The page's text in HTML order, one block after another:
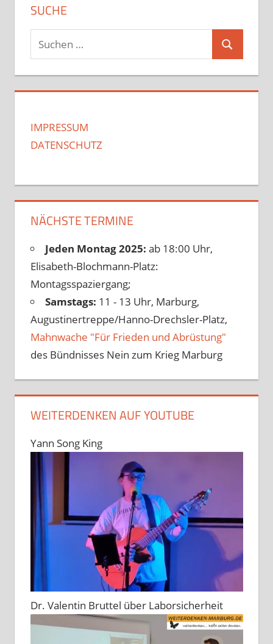
SUCHE
Suchen
nach:
Suchen
IMPRESSUM
DATENSCHUTZ
NÄCHSTE TERMINE
Jeden Montag 2025: ab 18:00 Uhr,
Elisabeth-Blochmann-Platz:
Montagsspaziergang;
Samstags: 11 - 13 Uhr, Marburg,
Augustinertreppe/Hanno-Drechsler-Platz,
Mahnwache "Für Frieden und Abrüstung"
des Bündnisses Nein zum Krieg Marburg
WEITERDENKEN AUF YOUTUBE
Yann Song King
Dr. Valentin Bruttel über Laborsicherheit